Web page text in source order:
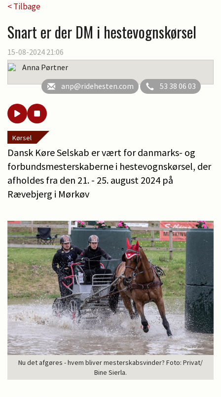
< Tilbage
Snart er der DM i hestevognskørsel
15-08-2024 21:06
Anna Pørtner
anp@ridehesten.com
53 38 06 03
Kørsel
Dansk Køre Selskab er vært for danmarks- og
forbundsmesterskaberne i hestevognskørsel, der
afholdes fra den 21. - 25. august 2024 på
Rævebjerg i Mørkøv
Nu det afgøres - hvem bliver mesterskabsvinder? Foto: Privat/
Bine Sierla.